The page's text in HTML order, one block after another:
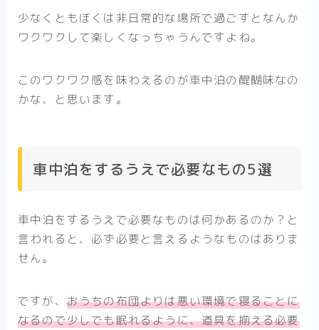
少なくともぼくは非日常的な場所で過ごすとなんか
ワクワクして楽しくなっちゃうんですよね。
このワクワク感を味わえるのが車中泊の醍醐味なの
かな、と思います。
車中泊をするうえで必要なもの5選
車中泊をするうえで必要なものは何かあるのか？と
言われると、必ず必要と言えるようなものはありま
せん。
ですが、 おうちの布団よりは悪い環境で寝ることに
なるので少しでも眠れるように、道具を揃える必要